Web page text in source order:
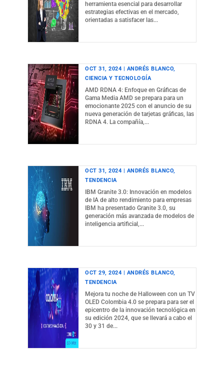
herramienta esencial para desarrollar
estrategias efectivas en el mercado,
orientadas a satisfacer las...
OCT 31, 2024 | ANDRÉS BLANCO,
CIENCIA Y TECNOLOGÍA
AMD RDNA 4: Enfoque en Gráficas de
Gama Media AMD se prepara para un
emocionante 2025 con el anuncio de su
nueva generación de tarjetas gráficas, las
RDNA 4. La compañía,...
OCT 31, 2024 | ANDRÉS BLANCO,
TENDENCIA
IBM Granite 3.0: Innovación en modelos
de IA de alto rendimiento para empresas
IBM ha presentado Granite 3.0, su
generación más avanzada de modelos de
inteligencia artificial,...
OCT 29, 2024 | ANDRÉS BLANCO,
TENDENCIA
Mejora tu noche de Halloween con un TV
OLED Colombia 4.0 se prepara para ser el
epicentro de la innovación tecnológica en
su edición 2024, que se llevará a cabo el
30 y 31 de...